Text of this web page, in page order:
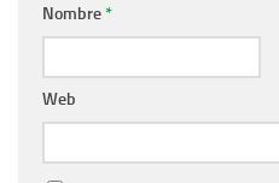
Nombre*
Web